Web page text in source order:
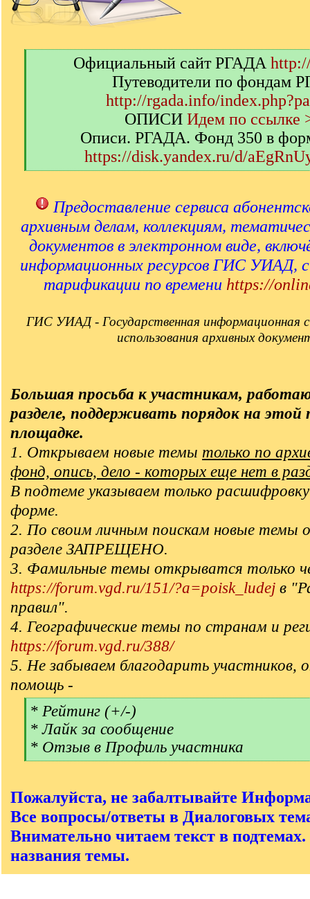
Официальный сайт РГАДА
Путеводители по фондам
http://rgada.info/
ОПИСИ Идем по ссылке
Описи. РГАДА. Фонд 350 в
https://disk.yandex.ru/d/
[
Предоставление сервиса
архивным делам, коллекциям,
документов в электронном виде,
информационных ресурсов ГИС УИАД,
тарификации по времени https://
ГИС УИАД - Государственная информационная
использования архивных
Большая просьба к участникам,
разделе, поддерживать порядок на этой
площадке.
1. Открываем новые темы только по
фонд, опись, дело - которых еще нет в
В подтеме указываем только
форме.
2. По своим личным поискам новые темы
разделе ЗАПРЕЩЕНО.
3. Фамильные темы открыватся только
https://forum.vgd.ru/151/?a=poisk_ludej в
правил".
4. Географические темы по странам и
https://forum.vgd.ru/388/
5. Не забываем благодарить участников,
помощь -
[
]
* Рейтинг (+/-)
* Лайк за сообщение
* Отзыв в Профиль участника
[
]
Пожалуйста, не забалтывайте
Все вопросы/ответы в Диалоговых
Внимательно читаем текст в
названия темы.